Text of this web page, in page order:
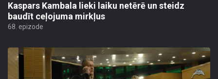
Kaspars Kambala lieki laiku netērē un steidz
baudīt ceļojuma mirkļus
68. epizode